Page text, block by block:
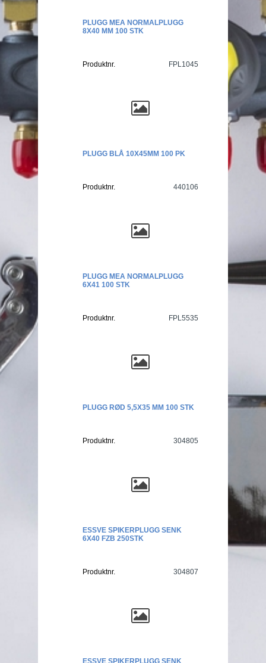
PLUGG MEA NORMALPLUGG
8X40 MM 100 STK
Produktnr. FPL1045
PLUGG BLÅ 10X45MM 100 PK
Produktnr. 440106
PLUGG MEA NORMALPLUGG
6X41 100 STK
Produktnr. FPL5535
PLUGG RØD 5,5X35 MM 100 STK
Produktnr. 304805
ESSVE SPIKERPLUGG SENK
6X40 FZB 250STK
Produktnr. 304807
ESSVE SPIKERPLUGG SENK